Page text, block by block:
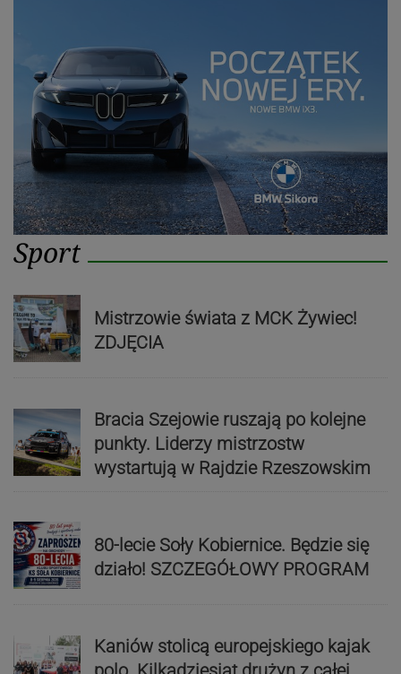
Sport
Mistrzowie świata z MCK Żywiec!
ZDJĘCIA
Bracia Szejowie ruszają po kolejne
punkty. Liderzy mistrzostw
wystartują w Rajdzie Rzeszowskim
80-lecie Soły Kobiernice. Będzie się
działo! SZCZEGÓŁOWY PROGRAM
Kaniów stolicą europejskiego kajak